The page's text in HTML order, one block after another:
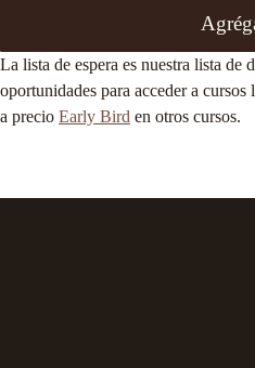
La lista de espera es nuestra lista de
oportunidades para acceder a
a precio Early Bird en otros cursos.